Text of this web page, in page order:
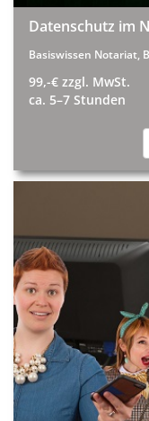
Datenschutz im
Basiswissen Notariat,
99,-€ zzgl. MwSt.
ca. 5–7 Stunden